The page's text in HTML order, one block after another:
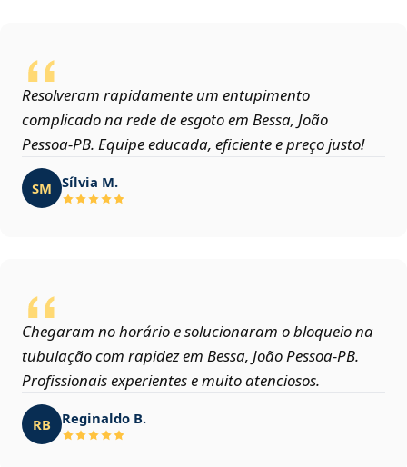
Resolveram rapidamente um entupimento
complicado na rede de esgoto em Bessa, João
Pessoa‑PB. Equipe educada, eficiente e preço justo!
SM Sílvia M.
Chegaram no horário e solucionaram o bloqueio na
tubulação com rapidez em Bessa, João Pessoa‑PB.
Profissionais experientes e muito atenciosos.
RB Reginaldo B.